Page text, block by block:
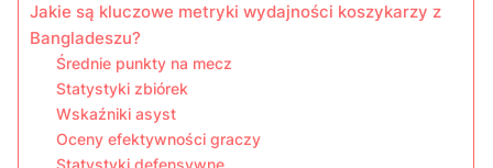
Jakie są kluczowe metryki wydajności koszykarzy z
Bangladeszu?
Średnie punkty na mecz
Statystyki zbiórek
Wskaźniki asyst
Oceny efektywności graczy